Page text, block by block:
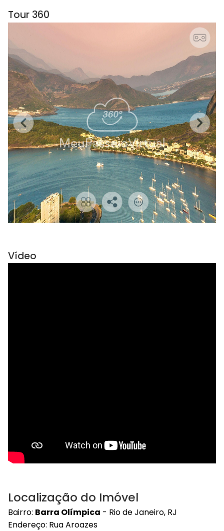
Tour 360
Vídeo
Localização do Imóvel
Bairro: Barra Olímpica - Rio de Janeiro, RJ
Endereço: Rua Aroazes